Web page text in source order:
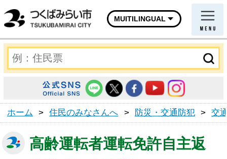
MUITILINGUAL
ホーム > 住民のみなさんへ > 防災・交通防犯 > 交
高齢運転者運転免許自主返